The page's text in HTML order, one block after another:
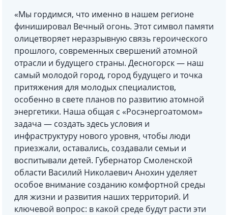
«Мы гордимся, что именно в нашем регионе
финишировал Вечный огонь. Этот символ памяти
олицетворяет неразрывную связь героического
прошлого, современных свершений атомной
отрасли и будущего страны. Десногорск — наш
самый молодой город, город будущего и точка
притяжения для молодых специалистов,
особенно в свете планов по развитию атомной
энергетики. Наша общая с «Росэнергоатомом»
задача — создать здесь условия и
инфраструктуру нового уровня, чтобы люди
приезжали, оставались, создавали семьи и
воспитывали детей. Губернатор Смоленской
области Василий Николаевич Анохин уделяет
особое внимание созданию комфортной среды
для жизни и развития наших территорий. И
ключевой вопрос: в какой среде будут расти эти